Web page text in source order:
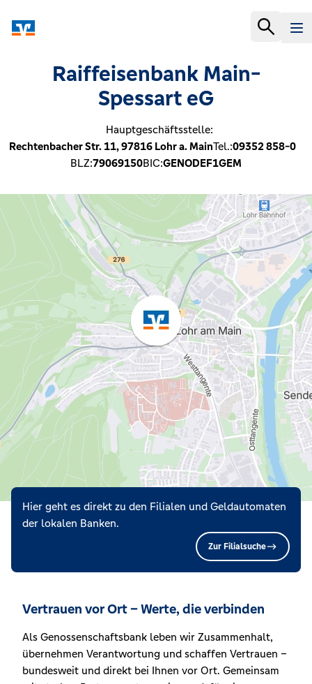
Raiffeisenbank Main-
Spessart eG
Hauptgeschäftsstelle:
Rechtenbacher Str. 11,97816 Lohr a. MainTel.:09352 858-0
BLZ:79069150BIC:GENODEF1GEM
Hier geht es direkt zu den Filialen und Geldautomaten
der lokalen Banken.
Zur Filialsuche
Vertrauen vor Ort – Werte, die verbinden
Als Genossenschaftsbank leben wir Zusammenhalt,
übernehmen Verantwortung und schaffen Vertrauen –
bundesweit und direkt bei Ihnen vor Ort. Gemeinsam